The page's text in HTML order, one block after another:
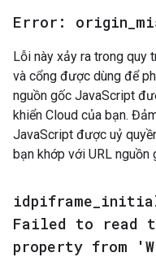
Error: origin
Lỗi này xảy ra trong quy
và cổng được dùng để
nguồn gốc JavaScript
khiển Cloud của bạn.
JavaScript được uỷ
bạn khớp với URL nguồn
idpiframe
Failed to read
property from